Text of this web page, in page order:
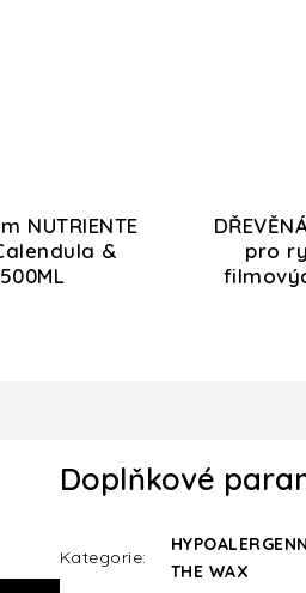
NUTRIENTE
&
pro
Doplňkové
Kategorie:
THE WAX